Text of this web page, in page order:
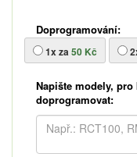
Doprogramování:
1x za50 Kč
Napište modely,
doprogramovat: